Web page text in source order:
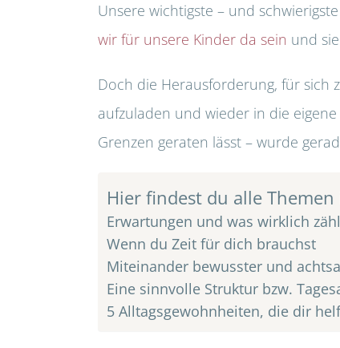
Unsere wichtigste – und
wir für unsere Kinder da sein und
Doch die Herausforderung, für sich
aufzuladen und wieder in die
Grenzen geraten lässt – wurde
Hier findest du alle
Erwartungen und was wirklich
Wenn du Zeit für dich brauchst
Miteinander bewusster und
Eine sinnvolle Struktur bzw.
5 Alltagsgewohnheiten, die dir